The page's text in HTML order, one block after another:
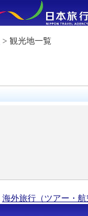
> 観光地一覧
海外旅行（ツアー・航